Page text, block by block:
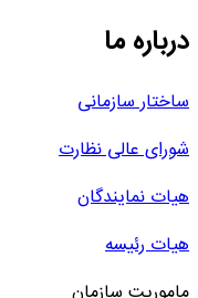
درباره ما
ساختار سازمانی
شورای عالی نظارت
هیات نمایندگان
هیات رئیسه